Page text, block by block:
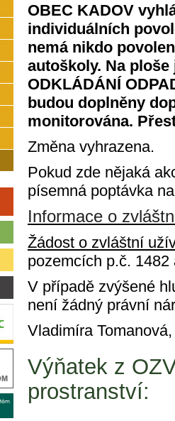
OBEC KADOV
individuálních
nemá nikdo
autoškoly. Na ploše
ODKLÁDÁNÍ
budou doplněny
monitorována.
Změna vyhrazena.
Pokud zde nějaká
písemná poptávka
Informace o
Žádost o zvláštní
pozemcích p.č.
V případě zvýšené
není žádný právní
Vladimíra
Výňatek z
prostranství: